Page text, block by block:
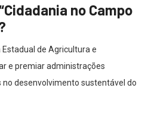
no Campo
de Agricultura e
e premiar administrações
desenvolvimento sustentável do